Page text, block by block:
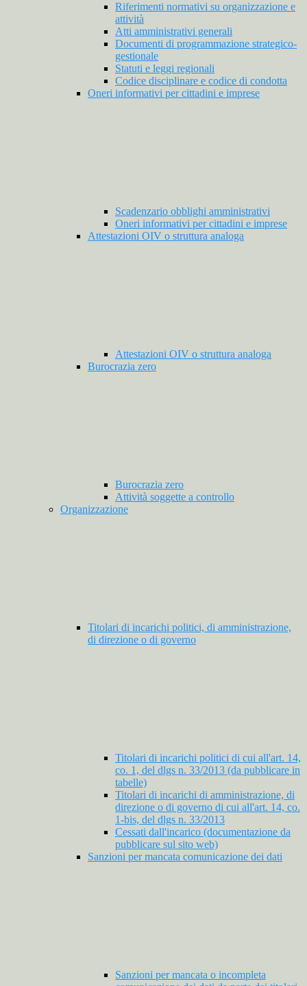
Riferimenti normativi su organizzazione e
attività
Atti amministrativi generali
Documenti di programmazione strategico-
gestionale
Statuti e leggi regionali
Codice disciplinare e codice di condotta
Oneri informativi per cittadini e imprese
Scadenzario obblighi amministrativi
Oneri informativi per cittadini e imprese
Attestazioni OIV o struttura analoga
Attestazioni OIV o struttura analoga
Burocrazia zero
Burocrazia zero
Attività soggette a controllo
Organizzazione
Titolari di incarichi politici, di amministrazione,
di direzione o di governo
Titolari di incarichi politici di cui all'art. 14,
co. 1, del dlgs n. 33/2013 (da pubblicare in
tabelle)
Titolari di incarichi di amministrazione, di
direzione o di governo di cui all'art. 14, co.
1-bis, del dlgs n. 33/2013
Cessati dall'incarico (documentazione da
pubblicare sul sito web)
Sanzioni per mancata comunicazione dei dati
Sanzioni per mancata o incompleta